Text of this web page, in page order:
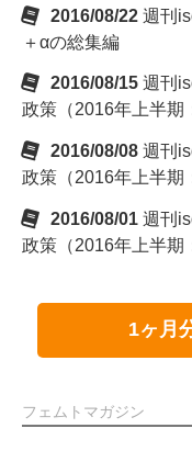
2016/08/22 週刊
＋αの総集編
2016/08/15 週刊
政策（2016年上半期
2016/08/08 週刊
政策（2016年上半期
2016/08/01 週刊
政策（2016年上半期
1ヶ月
フェムトマガジン